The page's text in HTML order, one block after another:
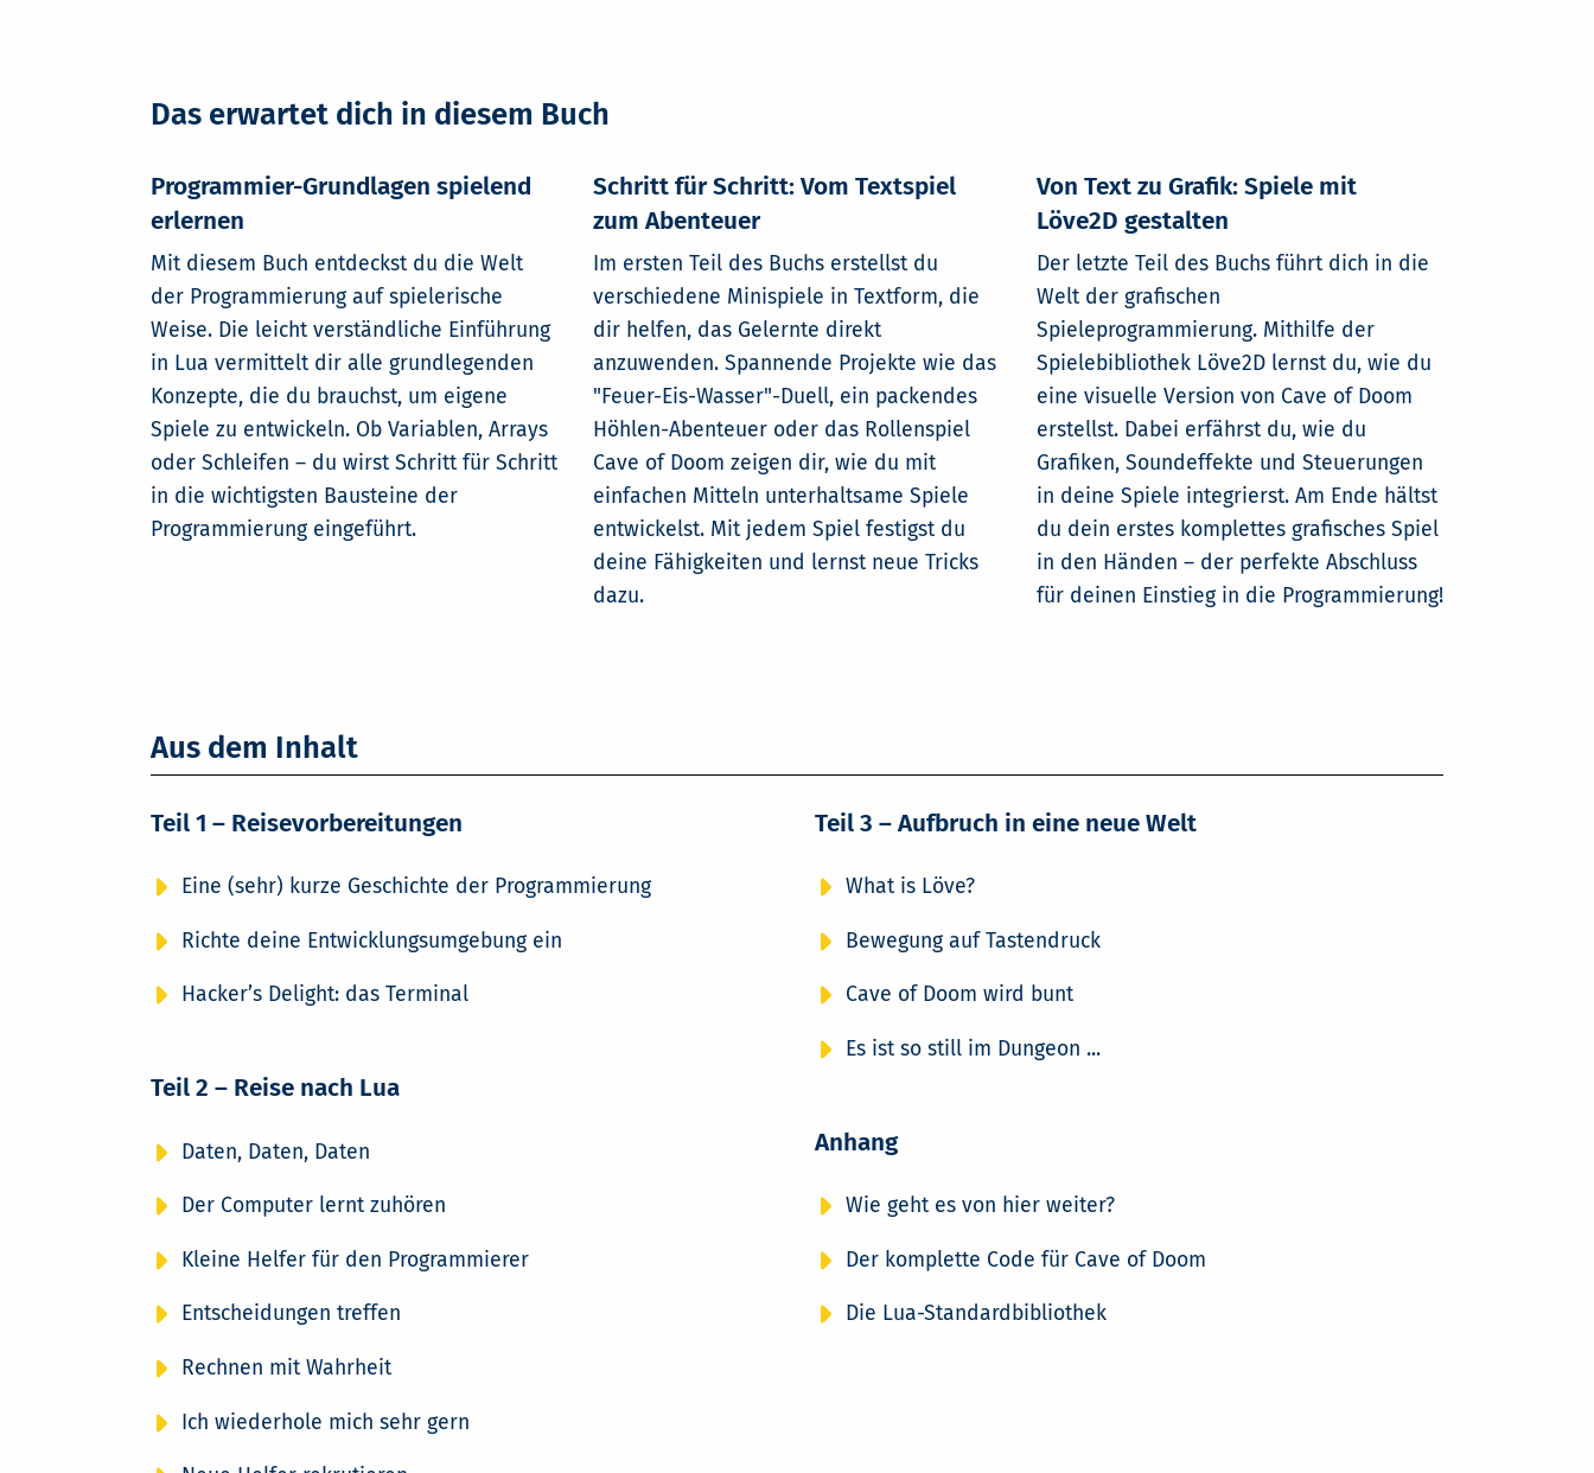
Das erwartet dich in diesem Buch
Programmier-Grundlagen spielend
erlernen
Mit diesem Buch entdeckst du die Welt
der Programmierung auf spielerische
Weise. Die leicht verständliche Einführung
in Lua vermittelt dir alle grundlegenden
Konzepte, die du brauchst, um eigene
Spiele zu entwickeln. Ob Variablen, Arrays
oder Schleifen – du wirst Schritt für Schritt
in die wichtigsten Bausteine der
Programmierung eingeführt.
Schritt für Schritt: Vom Textspiel
zum Abenteuer
Im ersten Teil des Buchs erstellst du
verschiedene Minispiele in Textform, die
dir helfen, das Gelernte direkt
anzuwenden. Spannende Projekte wie das
"Feuer-Eis-Wasser"-Duell, ein packendes
Höhlen-Abenteuer oder das Rollenspiel
Cave of Doom zeigen dir, wie du mit
einfachen Mitteln unterhaltsame Spiele
entwickelst. Mit jedem Spiel festigst du
deine Fähigkeiten und lernst neue Tricks
dazu.
Von Text zu Grafik: Spiele mit
Löve2D gestalten
Der letzte Teil des Buchs führt dich in die
Welt der grafischen
Spieleprogrammierung. Mithilfe der
Spielebibliothek Löve2D lernst du, wie du
eine visuelle Version von Cave of Doom
erstellst. Dabei erfährst du, wie du
Grafiken, Soundeffekte und Steuerungen
in deine Spiele integrierst. Am Ende hältst
du dein erstes komplettes grafisches Spiel
in den Händen – der perfekte Abschluss
für deinen Einstieg in die Programmierung!
Aus dem Inhalt
Teil 1 – Reisevorbereitungen
Eine (sehr) kurze Geschichte der Programmierung
Richte deine Entwicklungsumgebung ein
Hacker’s Delight: das Terminal
Teil 2 – Reise nach Lua
Daten, Daten, Daten
Der Computer lernt zuhören
Kleine Helfer für den Programmierer
Entscheidungen treffen
Rechnen mit Wahrheit
Ich wiederhole mich sehr gern
Teil 3 – Aufbruch in eine neue Welt
What is Löve?
Bewegung auf Tastendruck
Cave of Doom wird bunt
Es ist so still im Dungeon ...
Anhang
Wie geht es von hier weiter?
Der komplette Code für Cave of Doom
Die Lua-Standardbibliothek